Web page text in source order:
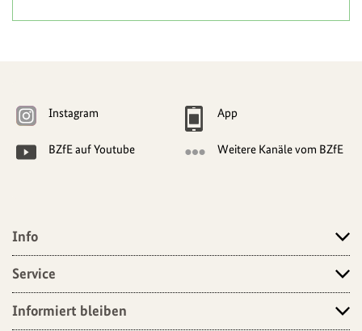
Navigationsmöglichkeiten
Instagram App
BZfE auf Youtube Weitere Kanäle vom BZfE
Angebote
Info
Service
Informiert bleiben